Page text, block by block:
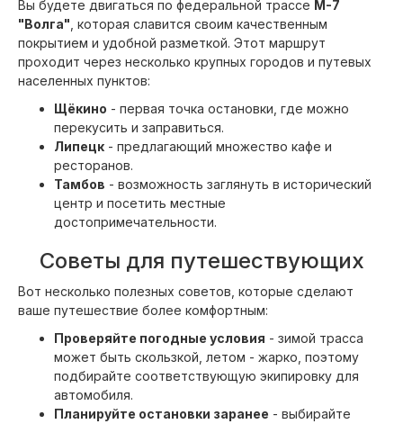
Вы будете двигаться по федеральной трассе М-7
"Волга" , которая славится своим качественным
покрытием и удобной разметкой. Этот маршрут
проходит через несколько крупных городов и путевых
населенных пунктов:
Щёкино - первая точка остановки, где можно
перекусить и заправиться.
Липецк - предлагающий множество кафе и
ресторанов.
Тамбов - возможность заглянуть в исторический
центр и посетить местные
достопримечательности.
Советы для путешествующих
Вот несколько полезных советов, которые сделают
ваше путешествие более комфортным:
Проверяйте погодные условия - зимой трасса
может быть скользкой, летом - жарко, поэтому
подбирайте соответствующую экипировку для
автомобиля.
Планируйте остановки заранее - выбирайте